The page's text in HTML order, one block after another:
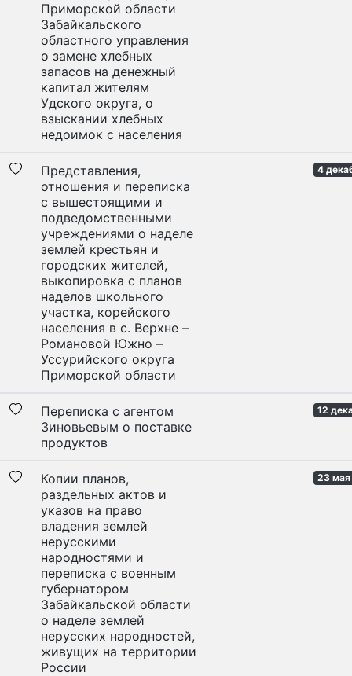
Приморской области
Забайкальского
областного управления
о замене хлебных
запасов на денежный
капитал жителям
Удского округа, о
взыскании хлебных
недоимок с населения
Представления,
отношения и переписка
с вышестоящими и
подведомственными
учреждениями о наделе
землей крестьян и
городских жителей,
выкопировка с планов
наделов школьного
участка, корейского
населения в с. Верхне –
Романовой Южно –
Уссурийского округа
Приморской области
4
Переписка с агентом
Зиновьевым о поставке
продуктов
12
Копии планов,
раздельных актов и
указов на право
владения землей
нерусскими
народностями и
переписка с военным
губернатором
Забайкальской области
о наделе землей
нерусских народностей,
живущих на территории
России
23 мая